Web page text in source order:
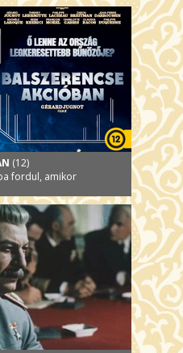
(12)
fordul, amikor